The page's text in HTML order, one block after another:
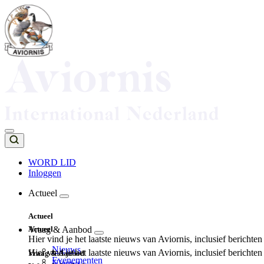
Overslaan
en
naar
de
inhoud
Top
navigation
WORD LID
Inloggen
navigation
Actueel
Actueel
Hier vind je het laatste nieuws van Aviornis, inclusief
Nieuws
Evenementen
Actueel
Hier vind je het laatste nieuws van Aviornis, inclusief
Vraag & Aanbod
Vraag & Aanbod